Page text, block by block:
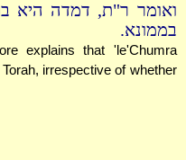
ואומר ר"ת, דמדה היא
בממונא.
explains that 'le'Chumra
irrespective of whether